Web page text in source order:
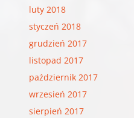
luty 2018
styczeń 2018
grudzień 2017
listopad 2017
październik 2017
wrzesień 2017
sierpień 2017